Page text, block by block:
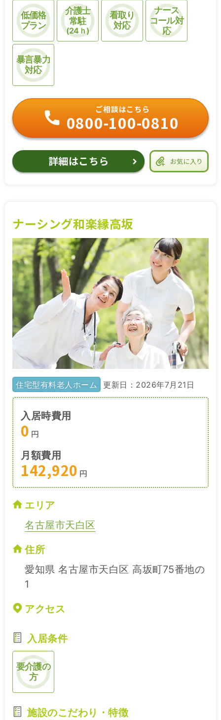
低価格
プラン
介護士
常駐
(24ｈ)
看取り
対応
ナース
コール対
応
暴言暴力
対応
お気に入り
ご相談はこちら
0800-100-0810
詳細はこちら
ナーシング和楽縁高坂
住宅型有料老人ホーム 更新日：2026年7月21日
入居時費用
0 円
月額費用
142,920 円
エリア
名古屋市天白区
住所
愛知県 名古屋市天白区 高坂町75番地の
1
アクセス
入居条件
要介護の
方
施設のこだわり・特徴